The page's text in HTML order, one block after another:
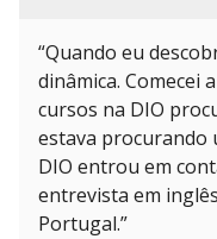
“Quando eu
dinâmica. Comecei
cursos na DIO
estava procurando
DIO entrou em
entrevista em
Portugal.”